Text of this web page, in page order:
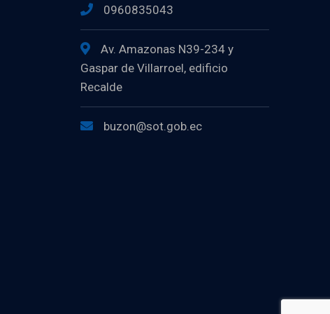
0960835043
Av. Amazonas N39-234 y
Gaspar de Villarroel, edificio
Recalde
buzon@sot.gob.ec